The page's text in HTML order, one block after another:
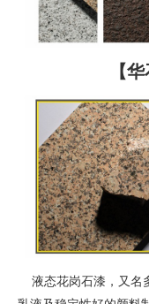
【
液态花岗石漆，又名